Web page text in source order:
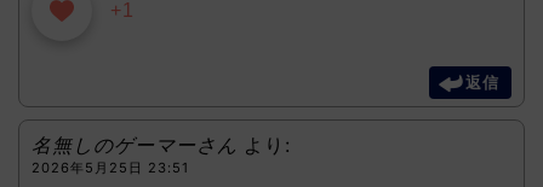
+1
返信
名無しのゲーマーさん より:
2026年5月25日 23:51